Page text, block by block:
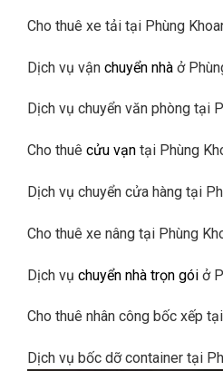
Cho thuê xe tải tại Phùng
Dịch vụ vận chuyển nhà ở
Dịch vụ chuyển văn phòng tại
Cho thuê cửu vạn tại Phùng
Dịch vụ chuyển cửa hàng tại
Cho thuê xe nâng tại Phùng
Dịch vụ chuyển nhà trọn gói ở
Cho thuê nhân công bốc xếp
Dịch vụ bốc dỡ container tại